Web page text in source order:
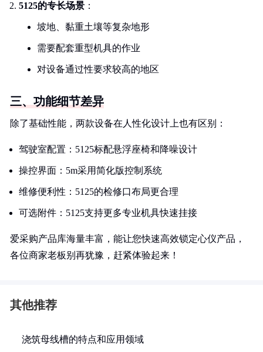
5125的专长场景 ：
坡地、黏重土壤等复杂地形
需要配套重型机具的作业
对设备通过性要求较高的地区
三、功能细节差异
除了基础性能，两款设备在人性化设计上也有区别：
驾驶室配置：5125标配悬浮座椅和降噪设计
操控界面：5m采用简化版控制系统
维修便利性：5125的检修口布局更合理
可选附件：5125支持更多专业机具快速挂接
爱采购产品库海量丰富，能让您快速高效锁定心仪产品，
各位商家老板别再犹豫，赶紧体验起来！
其他推荐
浇筑母线槽的特点和应用领域